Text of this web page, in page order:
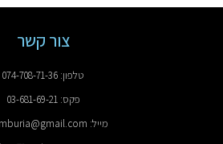
צור קשר
טלפון: 074-708-71-36
פקס: 03-681-69-21
מייל: hatamburia@gmail.com